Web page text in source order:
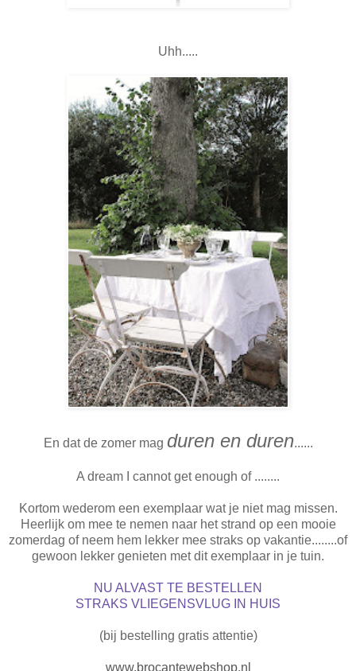
Uhh.....
En dat de zomer mag duren en duren......
A dream I cannot get enough of ........
Kortom wederom een exemplaar wat je niet mag missen.
Heerlijk om mee te nemen naar het strand op een mooie
zomerdag of neem hem lekker mee straks op vakantie........of
gewoon lekker genieten met dit exemplaar in je tuin.
NU ALVAST TE BESTELLEN
STRAKS VLIEGENSVLUG IN HUIS
(bij bestelling gratis attentie)
www.brocantewebshop.nl